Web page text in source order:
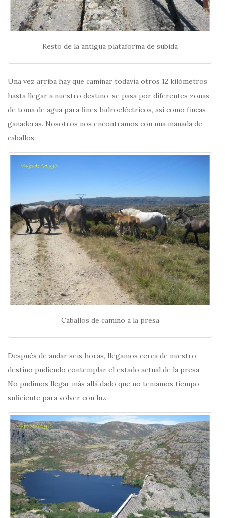
Resto de la antigua plataforma de subida
Una vez arriba hay que caminar todavía otros 12 kilómetros
hasta llegar a nuestro destino, se pasa por diferentes zonas
de toma de agua para fines hidroeléctricos, así como fincas
ganaderas. Nosotros nos encontramos con una manada de
caballos:
Caballos de camino a la presa
Después de andar seis horas, llegamos cerca de nuestro
destino pudiendo contemplar el estado actual de la presa.
No pudimos llegar más allá dado que no teníamos tiempo
suficiente para volver con luz.